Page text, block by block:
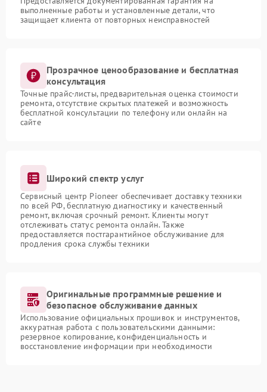
выполненные работы и установленные детали, что
защищает клиента от повторных неисправностей
Прозрачное ценообразование и бесплатная
консультация
Точные прайс-листы, предварительная оценка стоимости
ремонта, отсутствие скрытых платежей и возможность
бесплатной консультации по телефону или онлайн на
сайте
Широкий спектр услуг
Сервисный центр Pioneer обеспечивает доставку техники
по всей РФ, бесплатную диагностику и качественный
ремонт, включая срочный ремонт. Клиенты могут
отслеживать статус ремонта онлайн. Также
предоставляется постгарантийное обслуживание для
продления срока службы техники
Оригинальные программные решение и
безопасное обслуживание данных
Использование официальных прошивок и инструментов,
аккуратная работа с пользовательскими данными:
резервное копирование, конфиденциальность и
восстановление информации при необходимости